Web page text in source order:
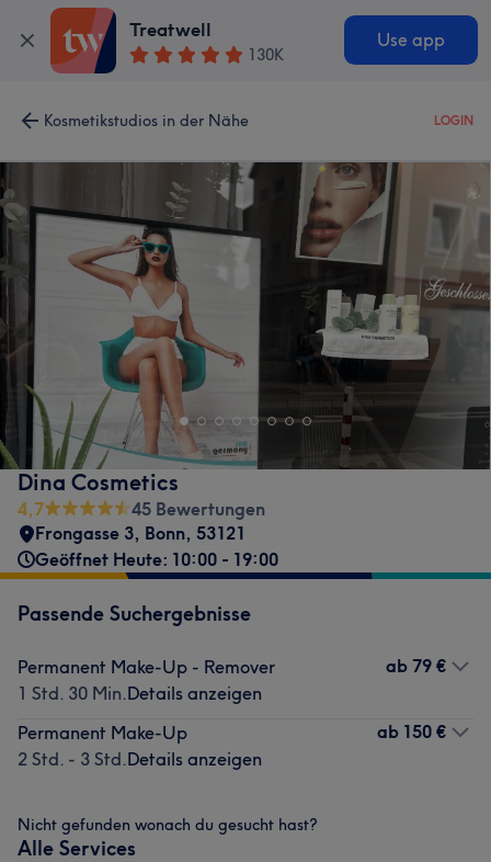
Treatwell
130K
Use app
Kosmetikstudios in der Nähe LOGIN
Dina Cosmetics
4,7
45 Bewertungen
Frongasse 3, Bonn, 53121
Geöffnet Heute: 10:00 - 19:00
Passende Suchergebnisse
Permanent Make-Up - Remover
1 Std. 30 Min.Details anzeigen
ab 79 €
Permanent Make-Up
2 Std. - 3 Std.Details anzeigen
ab 150 €
Nicht gefunden wonach du gesucht hast?
Alle Services